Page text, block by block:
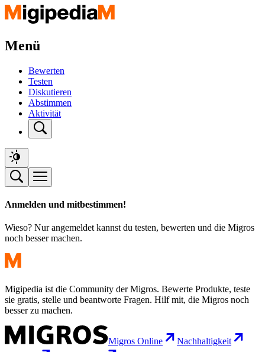
Menü
Bewerten
Testen
Diskutieren
Abstimmen
Aktivität
Anmelden und mitbestimmen!
Wieso? Nur angemeldet kannst du testen, bewerten und die Migros
noch besser machen.
Migipedia ist die Community der Migros. Bewerte Produkte, teste
sie gratis, stelle und beantworte Fragen. Hilf mit, die Migros noch
besser zu machen.
Migros Online
Nachhaltigkeit